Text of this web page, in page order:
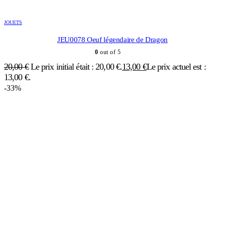
JOUETS
JEU0078 Oeuf légendaire de Dragon
0 out of 5
20,00€ Le prix initial était : 20,00 €.13,00 €Le prix actuel est :
13,00 €.
-33%